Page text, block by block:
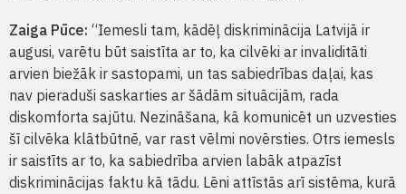
Zaiga Pūce: “Iemesli tam, kādēļ diskriminācija Latvijā ir
augusi, varētu būt saistīta ar to, ka cilvēki ar invaliditāti
arvien biežāk ir sastopami, un tas sabiedrības daļai, kas
nav pieraduši saskarties ar šādām situācijām, rada
diskomforta sajūtu. Nezināšana, kā komunicēt un uzvesties
šī cilvēka klātbūtnē, var rast vēlmi novērsties. Otrs iemesls
ir saistīts ar to, ka sabiedrība arvien labāk atpazīst
diskriminācijas faktu kā tādu. Lēni attīstās arī sistēma, kurā